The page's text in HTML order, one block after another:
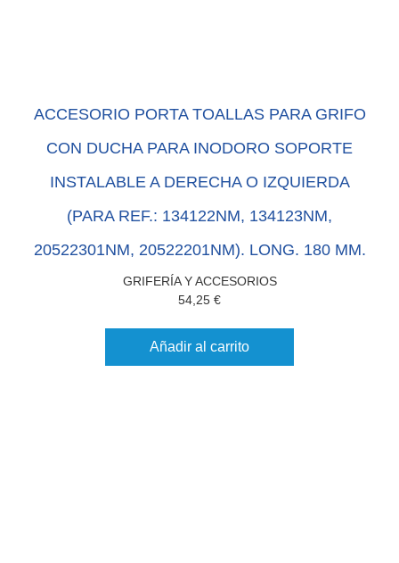
ACCESORIO PORTA TOALLAS PARA GRIFO
CON DUCHA PARA INODORO SOPORTE
INSTALABLE A DERECHA O IZQUIERDA
(PARA REF.: 134122NM, 134123NM,
20522301NM, 20522201NM). LONG. 180 MM.
GRIFERÍA Y ACCESORIOS
54,25 €
Añadir al carrito